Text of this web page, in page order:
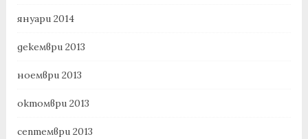
януари 2014
декември 2013
ноември 2013
октомври 2013
септември 2013